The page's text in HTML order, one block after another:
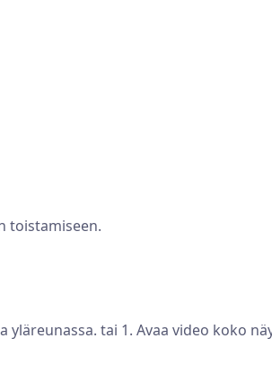
toistamiseen.
tai 1. Avaa video koko